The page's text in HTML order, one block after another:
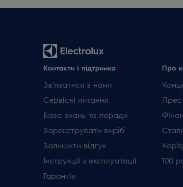
Контакти і підтримка
Зв'язатися з нами
Сервісні питання
База знань та поради
Зареєструвати виріб
Залишити відгук
Інструкції з експлуатації
Гарантія
Про
100